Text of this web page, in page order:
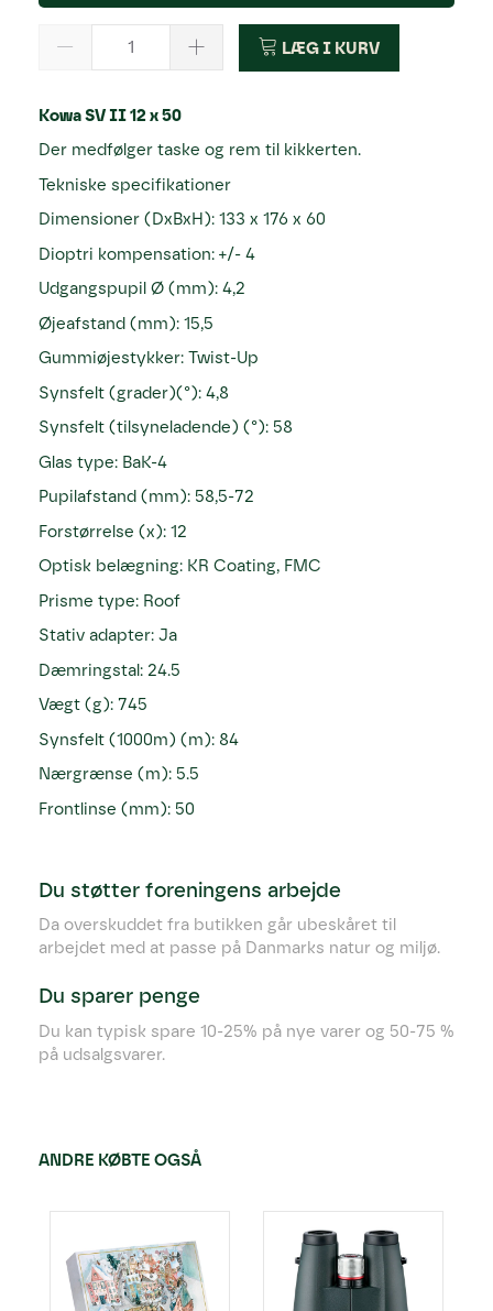
LÆG I KURV
Kowa SV II 12 x 50
Der medfølger taske og rem til kikkerten.
Tekniske specifikationer
Dimensioner (DxBxH): 133 x 176 x 60
Dioptri kompensation: +/- 4
Udgangspupil Ø (mm): 4,2
Øjeafstand (mm): 15,5
Gummiøjestykker: Twist-Up
Synsfelt (grader)(°): 4,8
Synsfelt (tilsyneladende) (°): 58
Glas type: BaK-4
Pupilafstand (mm): 58,5-72
Forstørrelse (x): 12
Optisk belægning: KR Coating, FMC
Prisme type: Roof
Stativ adapter: Ja
Dæmringstal: 24.5
Vægt (g): 745
Synsfelt (1000m) (m): 84
Nærgrænse (m): 5.5
Frontlinse (mm): 50
Du støtter foreningens arbejde
Da overskuddet fra butikken går ubeskåret til
arbejdet med at passe på Danmarks natur og miljø.
Du sparer penge
Du kan typisk spare 10-25% på nye varer og 50-75 %
på udsalgsvarer.
ANDRE KØBTE OGSÅ